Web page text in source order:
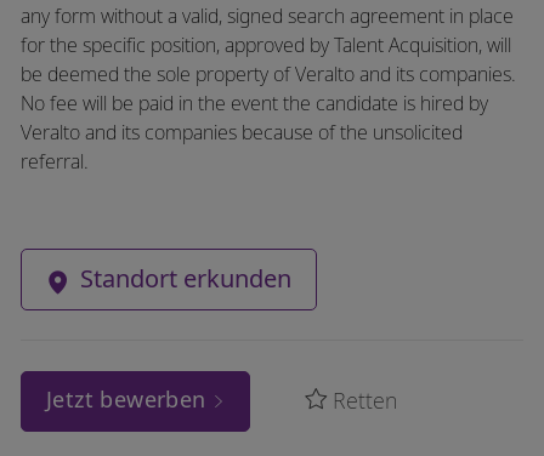
any form without a valid, signed search agreement in place
for the specific position, approved by Talent Acquisition, will
be deemed the sole property of Veralto and its companies.
No fee will be paid in the event the candidate is hired by
Veralto and its companies because of the unsolicited
referral.
Standort erkunden
Jetzt bewerben Retten